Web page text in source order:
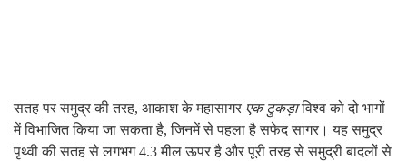
सतह पर समुद्र की तरह, आकाश के महासागर एक टुकड़ाविश्व को दो भागों
में विभाजित किया जा सकता है, जिनमें से पहला है सफेद सागर। यह समुद्र
पृथ्वी की सतह से लगभग 4.3 मील ऊपर है और पूरी तरह से समुद्री बादलों से